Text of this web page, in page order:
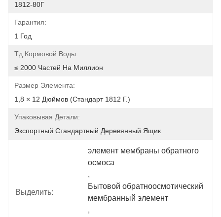
1812-80Г
Гарантия:
1 Год
Тд Кормовой Воды:
≤ 2000 Частей На Миллион
Размер Элемента:
1,8 × 12 Дюймов (стандарт 1812 Г.)
Упаковывая Детали:
Экспортный Стандартный Деревянный Ящик
Выделить:
элемент мембраны обратного
осмоса
,
Бытовой обратноосмотический
мембранный элемент
,